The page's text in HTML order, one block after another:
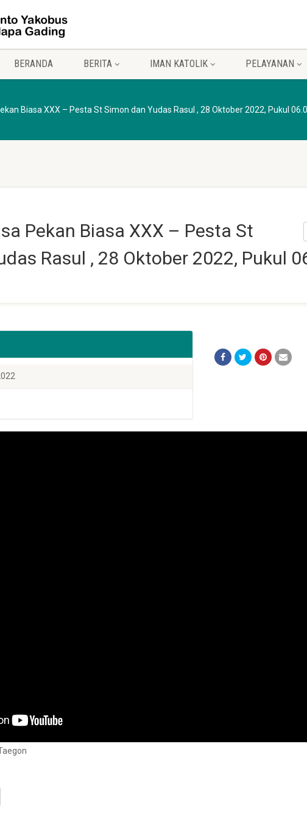
BERANDA BERITA IMAN KATOLIK PELAYANAN
Biasa XXX – Pesta St Simon dan Yudas Rasul , 28 Oktober 2022, Pukul
Pekan Biasa XXX – Pesta St
Rasul , 28 Oktober 2022, Pukul